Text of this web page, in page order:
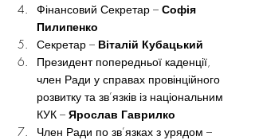
Фінансовий Секретар – Софія
Пилипенко
Секретар – Віталій Кубацький
Президент попередньої каденції,
член Ради у справах провінційного
розвитку та зв’язків із національним
КУК – Ярослав Гаврилко
Член Ради по зв’язках з урядом –